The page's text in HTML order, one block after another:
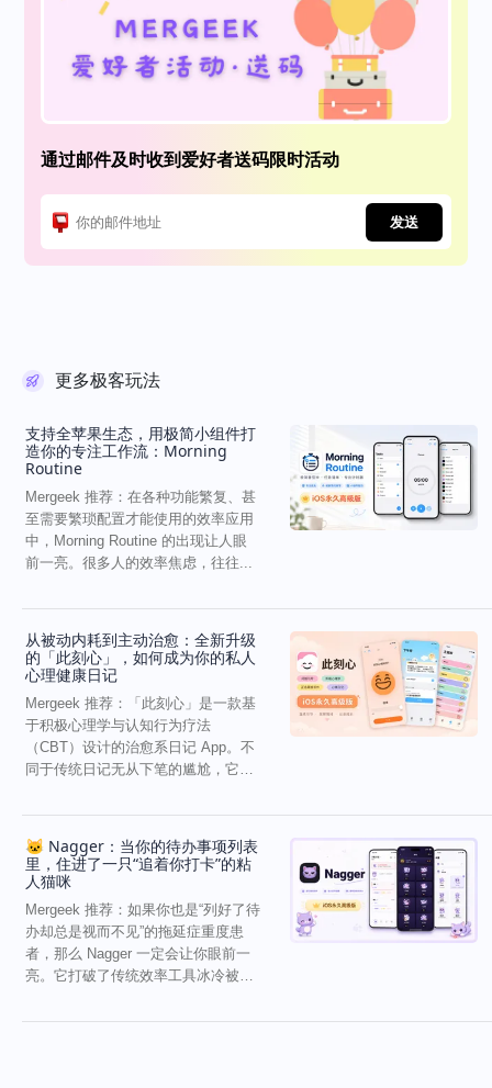
通过邮件及时收到爱好者送码限时活动
发送
更多极客玩法
支持全苹果生态，用极简小组件打
造你的专注工作流：Morning
Routine
Mergeek 推荐：在各种功能繁复、甚
至需要繁琐配置才能使用的效率应用
中，Morning Routine 的出现让人眼
前一亮。很多人的效率焦虑，往往...
从被动内耗到主动治愈：全新升级
的「此刻心」，如何成为你的私人
心理健康日记
Mergeek 推荐：「此刻心」是一款基
于积极心理学与认知行为疗法
（CBT）设计的治愈系日记 App。不
同于传统日记无从下笔的尴尬，它通
🐱 Nagger：当你的待办事项列表
里，住进了一只“追着你打卡”的粘
人猫咪
Mergeek 推荐：如果你也是“列好了待
办却总是视而不见”的拖延症重度患
者，那么 Nagger 一定会让你眼前一
亮。它打破了传统效率工具冰冷被动